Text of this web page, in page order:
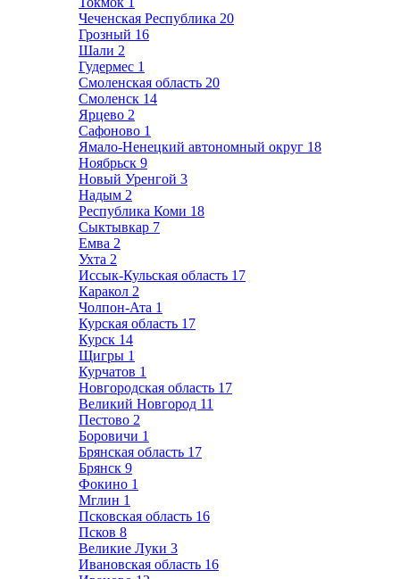
Чеченская Республика 20
Грозный 16
Шали 2
Гудермес 1
Смоленская область 20
Смоленск 14
Ярцево 2
Сафоново 1
Ямало-Ненецкий автономный округ 18
Ноябрьск 9
Новый Уренгой 3
Надым 2
Республика Коми 18
Сыктывкар 7
Емва 2
Ухта 2
Иссык-Кульская область 17
Каракол 2
Чолпон-Ата 1
Курская область 17
Курск 14
Щигры 1
Курчатов 1
Новгородская область 17
Великий Новгород 11
Пестово 2
Боровичи 1
Брянская область 17
Брянск 9
Фокино 1
Мглин 1
Псковская область 16
Псков 8
Великие Луки 3
Ивановская область 16